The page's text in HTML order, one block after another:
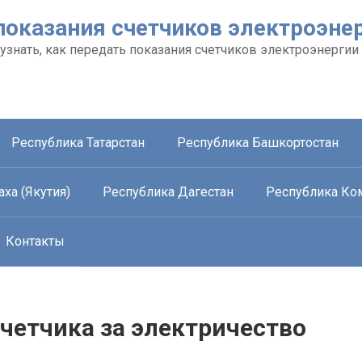
счетчиков
как передать показания счетчиков
Республика Татарстан Республика Башкортостан
(Якутия) Республика Дагестан Республика
Контакты
за электричество